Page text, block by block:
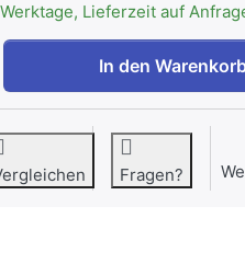
Lieferzeit auf
INDEL B 2.6.667.2/0
In den
Fragen?